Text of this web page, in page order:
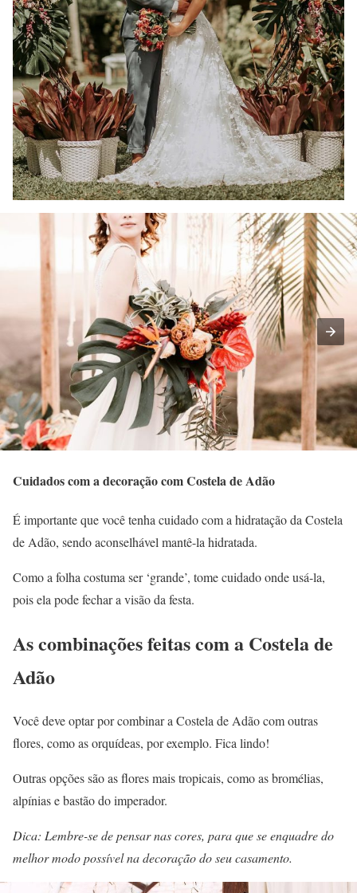
Cuidados com a decoração com Costela de Adão
É importante que você tenha cuidado com a hidratação da Costela
de Adão, sendo aconselhável mantê-la hidratada.
Como a folha costuma ser ‘grande’, tome cuidado onde usá-la,
pois ela pode fechar a visão da festa.
As combinações feitas com a Costela de
Adão
Você deve optar por combinar a Costela de Adão com outras
flores, como as orquídeas, por exemplo. Fica lindo!
Outras opções são as flores mais tropicais, como as bromélias,
alpínias e bastão do imperador.
Dica: Lembre-se de pensar nas cores, para que se enquadre do
melhor modo possível na decoração do seu casamento.